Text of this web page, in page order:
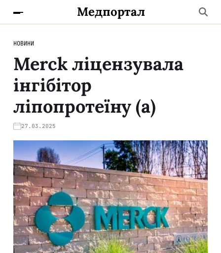
Медпортал
НОВИНИ
Merck ліцензувала
інгібітор
ліпопротеїну (а)
27.03.2025